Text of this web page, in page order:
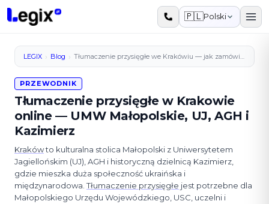
Przejdź do treści
🇵🇱Polski
LEGIX › Blog › Tłumaczenie przysięgłe we Krakówiu — jak zamówić online?
PRZEWODNIK
Tłumaczenie przysięgłe w Krakowie
online — UMW Małopolskie, UJ, AGH i
Kazimierz
Krakówto kulturalna stolica Małopolski z Uniwersytetem
Jagiellońskim (UJ), AGH i historyczną dzielnicą Kazimierz,
gdzie mieszka duża społeczność ukraińska i
międzynarodowa.Tłumaczenie przysięgłe jest potrzebne dla
Małopolskiego Urzędu Wojewódzkiego, USC, uczelni i